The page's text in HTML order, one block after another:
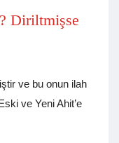
Diriltmişse
ve bu onun ilah
ve Yeni Ahit’e